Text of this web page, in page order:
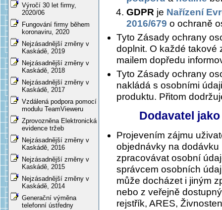
Výročí 30 let firmy,
2020/06
Fungování firmy během
koronaviru, 2020
Nejzásadnější změny v
Kaskádě, 2019
Nejzásadnější změny v
Kaskádě, 2018
Nejzásadnější změny v
Kaskádě, 2017
Vzdálená podpora pomocí
modulu TeamVieweru
Zprovozněna Elektronická
evidence tržeb
Nejzásadnější změny v
Kaskádě, 2016
Nejzásadnější změny v
Kaskádě, 2015
Nejzásadnější změny v
Kaskádě, 2014
Generační výměna
telefonní ústředny
GDPR je Nařízení
2016/679 o ochraně
Tyto Zásady ochrany
doplnit. O každé takové
mailem dopředu
Tyto Zásady ochrany
nakládá s osobními
produktu. Přitom
Dodavatel
Projevením zájmu
objednávky na
zpracovávat osobní
správcem osobních
může docházet i jiným
nebo z veřejně
rejstřík, ARES,